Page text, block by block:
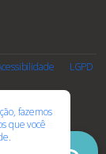
LGPD
fazemos
que você